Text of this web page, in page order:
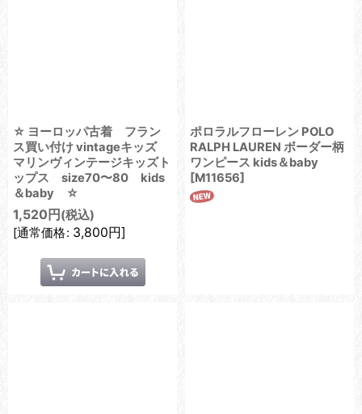
☆ ヨーロッパ古着 フラン
ス買い付け vintageキッズ
マリンヴィンテージキッズト
ップス size70〜80 kids
＆baby ☆
1,520 円 (税込)
[通常価格: 3,800円]
ポロラルフローレン POLO
RALPH LAUREN ボーダー柄
ワンピース kids＆baby
[M11656]